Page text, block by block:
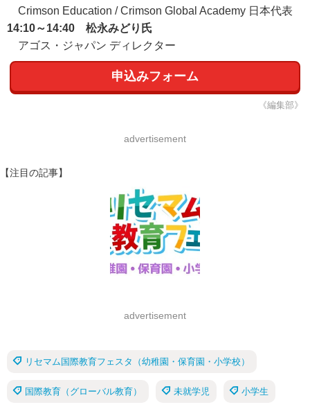
Crimson Education / Crimson Global Academy 日本代表
14:10～14:40 松永みどり氏
アゴス・ジャパン ディレクター
申込みフォーム
《編集部》
advertisement
【注目の記事】
advertisement
リセマム国際教育フェスタ（幼稚園・保育園・小学校）
国際教育（グローバル教育） 未就学児 小学生